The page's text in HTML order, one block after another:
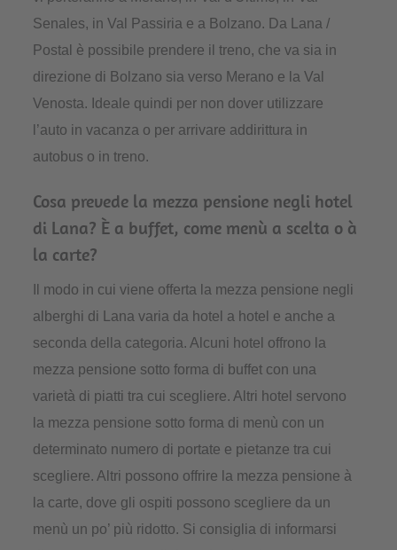
Senales, in Val Passiria e a Bolzano. Da Lana /
Postal è possibile prendere il treno, che va sia in
direzione di Bolzano sia verso Merano e la Val
Venosta. Ideale quindi per non dover utilizzare
l’auto in vacanza o per arrivare addirittura in
autobus o in treno.
Cosa prevede la mezza pensione negli hotel
di Lana? È a buffet, come menù a scelta o à
la carte?
Il modo in cui viene offerta la mezza pensione negli
alberghi di Lana varia da hotel a hotel e anche a
seconda della categoria. Alcuni hotel offrono la
mezza pensione sotto forma di buffet con una
varietà di piatti tra cui scegliere. Altri hotel servono
la mezza pensione sotto forma di menù con un
determinato numero di portate e pietanze tra cui
scegliere. Altri possono offrire la mezza pensione à
la carte, dove gli ospiti possono scegliere da un
menù un po’ più ridotto. Si consiglia di informarsi